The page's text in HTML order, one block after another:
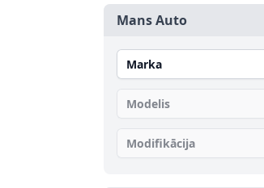
Mans Auto
Marka
Modelis
Modifikācija